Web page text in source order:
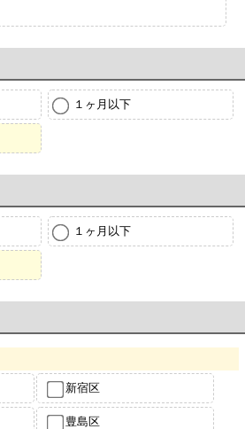
１ヶ月以下
１ヶ月以下
新宿区
豊島区